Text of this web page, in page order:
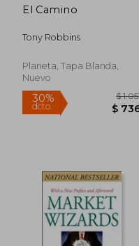
El Camino
Tony Robbins
Planeta, Tapa Blanda,
Nuevo